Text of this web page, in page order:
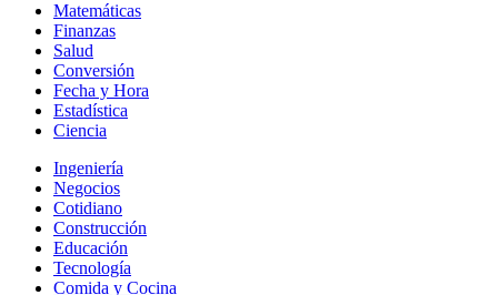
Matemáticas
Finanzas
Salud
Conversión
Fecha y Hora
Estadística
Ciencia
Ingeniería
Negocios
Cotidiano
Construcción
Educación
Tecnología
Comida y Cocina